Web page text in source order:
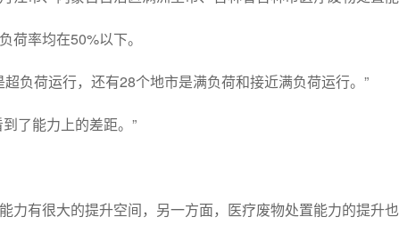
荷率均在50%以下。
负荷运行，还有28个地市是满负荷和接近满负荷运行。”
了能力上的差距。”
力有很大的提升空间，另一方面，医疗废物处置能力的提升